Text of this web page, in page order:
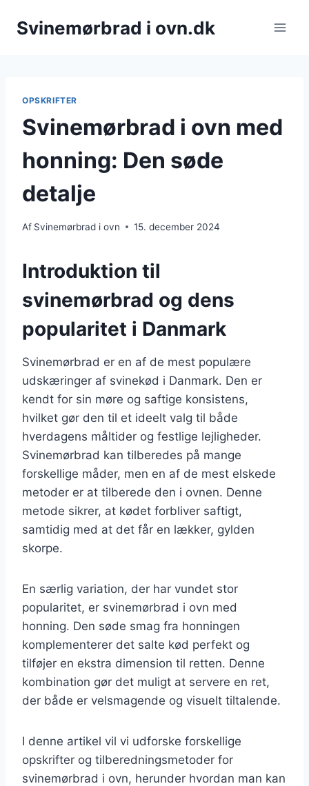
Svinemørbrad i ovn.dk
OPSKRIFTER
Svinemørbrad i ovn med
honning: Den søde
detalje
Af Svinemørbrad i ovn 15. december 2024
Introduktion til
svinemørbrad og dens
popularitet i Danmark
Svinemørbrad er en af de mest populære
udskæringer af svinekød i Danmark. Den er
kendt for sin møre og saftige konsistens,
hvilket gør den til et ideelt valg til både
hverdagens måltider og festlige lejligheder.
Svinemørbrad kan tilberedes på mange
forskellige måder, men en af de mest elskede
metoder er at tilberede den i ovnen. Denne
metode sikrer, at kødet forbliver saftigt,
samtidig med at det får en lækker, gylden
skorpe.
En særlig variation, der har vundet stor
popularitet, er svinemørbrad i ovn med
honning. Den søde smag fra honningen
komplementerer det salte kød perfekt og
tilføjer en ekstra dimension til retten. Denne
kombination gør det muligt at servere en ret,
der både er velsmagende og visuelt tiltalende.
I denne artikel vil vi udforske forskellige
opskrifter og tilberedningsmetoder for
svinemørbrad i ovn, herunder hvordan man kan